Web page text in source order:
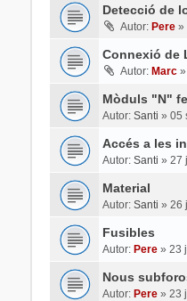
Detecció de
Autor: Pere»
Connexió de
Autor: Marc»
Mòduls "N"
Autor: Santi » 05
Accés a les
Autor: Santi » 27
Material
Autor: Santi » 26
Fusibles
Autor: Pere» 23
Nous
Autor: Pere» 23